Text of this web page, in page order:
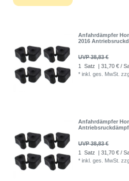
Anfahrdämpfer
2016
UVP 38,83 €
1 Satz
| 31,70 € /
*inkl. ges. MwSt.
Anfahrdämpfer
UVP 38,83 €
1 Satz
| 31,70 € /
*inkl. ges. MwSt.